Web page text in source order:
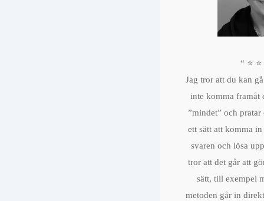
“ ⭐️ ⭐️
Jag tror att du kan
inte komma framåt
”mindet” och
ett sätt att komma
svaren och lösa
tror att det går att
sätt, till exempel
metoden går in